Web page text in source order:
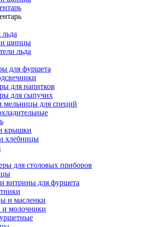
щипцы
льда
для фуршета
для напитков
для сыпучих
мельницы для специй
крышки
хлебницы
для столовых приборов
витрины для фуршета
и масленки
и молочники